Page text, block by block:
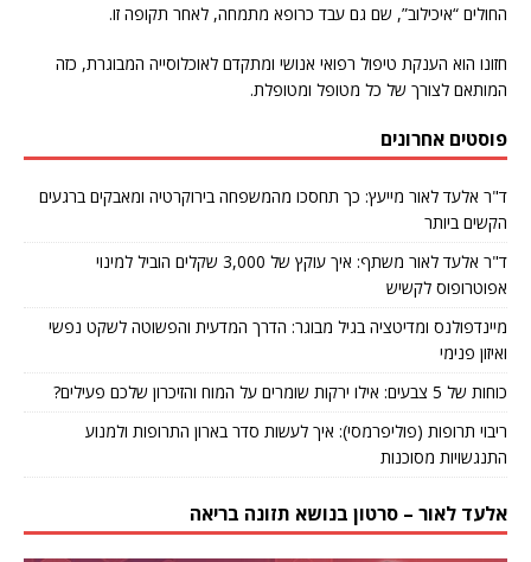
החולים “איכילוב”, שם גם עבד כרופא מתמחה, לאחר תקופה זו.
חזונו הוא הענקת טיפול רפואי אנושי ומתקדם לאוכלוסייה המבוגרת, כזה
המותאם לצורך של כל מטופל ומטופלת.
פוסטים אחרונים
ד"ר אלעד לאור מייעץ: כך תחסכו מהמשפחה בירוקרטיה ומאבקים ברגעים
הקשים ביותר
ד"ר אלעד לאור משתף: איך עוקץ של 3,000 שקלים הוביל למינוי
אפוטרופוס לקשיש
מיינדפולנס ומדיטציה בגיל מבוגר: הדרך המדעית והפשוטה לשקט נפשי
ואיזון פנימי
כוחות של 5 צבעים: אילו ירקות שומרים על המוח והזיכרון שלכם פעילים?
ריבוי תרופות (פוליפרמסי): איך לעשות סדר בארון התרופות ולמנוע
התנגשויות מסוכנות
אלעד לאור – סרטון בנושא תזונה בריאה